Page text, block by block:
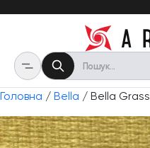
Головна / Bella / Bella Grass